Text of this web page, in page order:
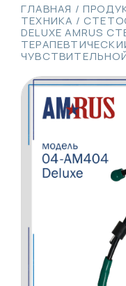
ГЛАВНАЯ /
ТЕХНИКА /
DELUXE AMRUS